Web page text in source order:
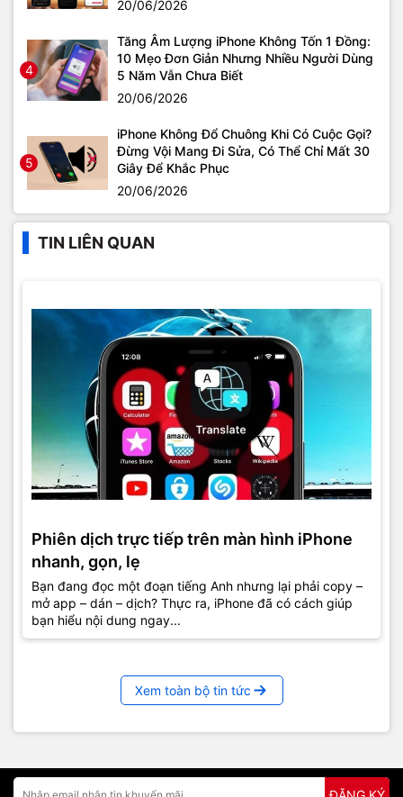
20/06/2026
4
Tăng Âm Lượng iPhone Không Tốn 1 Đồng:
10 Mẹo Đơn Giản Nhưng Nhiều Người Dùng
5 Năm Vẫn Chưa Biết
20/06/2026
5
iPhone Không Đổ Chuông Khi Có Cuộc Gọi?
Đừng Vội Mang Đi Sửa, Có Thể Chỉ Mất 30
Giây Để Khắc Phục
20/06/2026
TIN LIÊN QUAN
Phiên dịch trực tiếp trên màn hình iPhone
nhanh, gọn, lẹ
Bạn đang đọc một đoạn tiếng Anh nhưng lại phải copy –
mở app – dán – dịch? Thực ra, iPhone đã có cách giúp
bạn hiểu nội dung ngay...
Xem toàn bộ tin tức